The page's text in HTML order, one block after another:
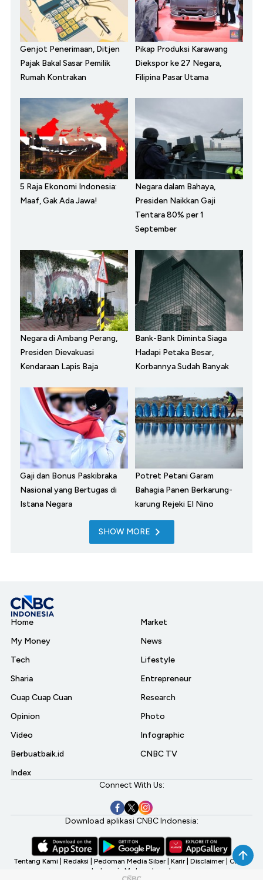
Genjot Penerimaan, Ditjen
Pajak Bakal Sasar Pemilik
Rumah Kontrakan
Pikap Produksi Karawang
Diekspor ke 27 Negara,
Filipina Pasar Utama
5 Raja Ekonomi Indonesia:
Maaf, Gak Ada Jawa!
Negara dalam Bahaya,
Presiden Naikkan Gaji
Tentara 80% per 1
September
Negara di Ambang Perang,
Presiden Dievakuasi
Kendaraan Lapis Baja
Bank-Bank Diminta Siaga
Hadapi Petaka Besar,
Korbannya Sudah Banyak
Gaji dan Bonus Paskibraka
Nasional yang Bertugas di
Istana Negara
Potret Petani Garam
Bahagia Panen Berkarung-
karung Rejeki El Nino
SHOW MORE
Home
My Money
Tech
Sharia
Cuap Cuap Cuan
Opinion
Video
Berbuatbaik.id
Index
Market
News
Lifestyle
Entrepreneur
Research
Photo
Infographic
CNBC TV
Connect With Us:
Download aplikasi CNBC Indonesia:
Tentang Kami Redaksi Pedoman Media Siber Karir Disclaimer CNBC
Indonesia My Investment